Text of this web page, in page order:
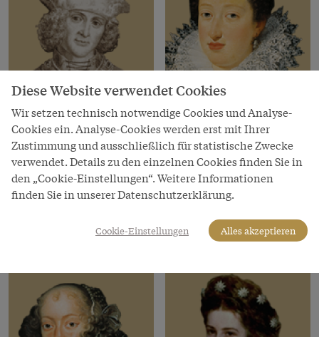
Habsburger Herrscher
Albrecht VI. „der
Freigiebige“
Erzherzog von
Habsburger
Eleonore Gonzaga von
Mantua
* 23. Sep 1598, † 27. Jun
Diese Website verwendet Cookies
Wir setzen technisch notwendige Cookies und Analyse-
Cookies ein. Analyse-Cookies werden erst mit Ihrer
Zustimmung und ausschließlich für statistische Zwecke
verwendet. Details zu den einzelnen Cookies finden Sie in
den „Cookie-Einstellungen“. Weitere Informationen
finden Sie in unserer Datenschutzerklärung.
Cookie-Einstellungen Alles akzeptieren